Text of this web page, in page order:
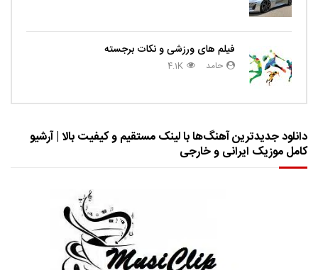
فیلم های ورزشی و نکات برجسته
حامد 4.1K
دانلود جدیدترین آهنگ‌ها با لینک مستقیم و کیفیت بالا | آرشیو
کامل موزیک ایرانی و خارجی